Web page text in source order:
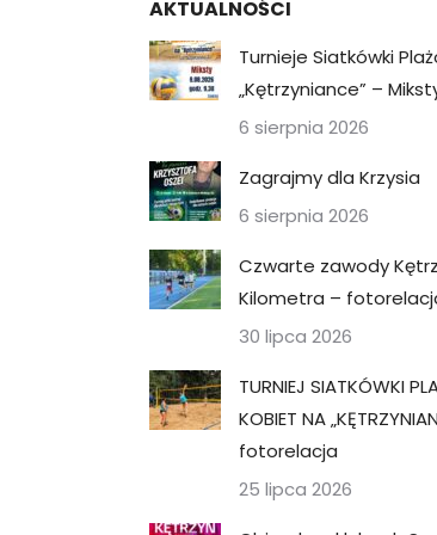
AKTUALNOŚCI
Turnieje Siatkówki
„Kętrzyniance” –
6 sierpnia 2026
Zagrajmy dla Krzysia
6 sierpnia 2026
Czwarte zawody
Kilometra –
30 lipca 2026
TURNIEJ SIATKÓWKI
KOBIET NA
fotorelacja
25 lipca 2026